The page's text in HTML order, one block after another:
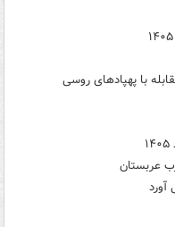
با پهپادهای روسی
عربستان